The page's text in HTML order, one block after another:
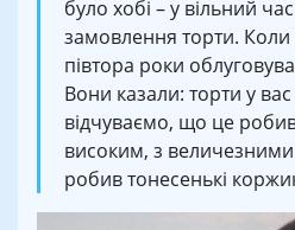
було хобі – у вільний
замовлення торти. Коли
півтора роки
Вони казали: торти у
відчуваємо, що це
високим, з
робив тонесенькі